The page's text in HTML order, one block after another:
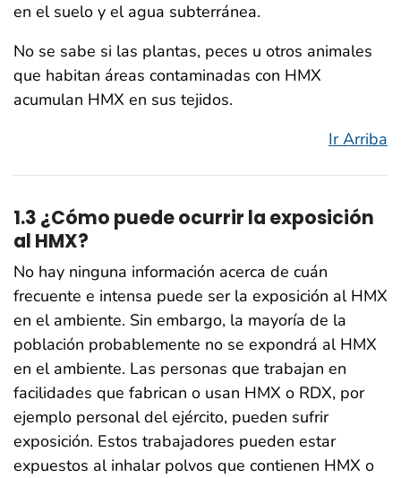
en el suelo y el agua subterránea.
No se sabe si las plantas, peces u otros animales
que habitan áreas contaminadas con HMX
acumulan HMX en sus tejidos.
Ir Arriba
1.3 ¿Cómo puede ocurrir la exposición
al HMX?
No hay ninguna información acerca de cuán
frecuente e intensa puede ser la exposición al HMX
en el ambiente. Sin embargo, la mayoría de la
población probablemente no se expondrá al HMX
en el ambiente. Las personas que trabajan en
facilidades que fabrican o usan HMX o RDX, por
ejemplo personal del ejército, pueden sufrir
exposición. Estos trabajadores pueden estar
expuestos al inhalar polvos que contienen HMX o